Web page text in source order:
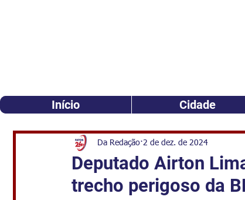
Início Cidade
Deputado Airton
trecho perigoso da
Da Redação 2 de dez. de 2024